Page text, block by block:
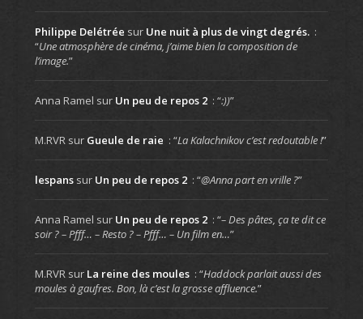
Philippe Delétrée sur Une nuit à plus de vingt degrés. :
“Une atmosphère de cinéma, j’aime bien la composition de
l’image.”
Anna Ramel sur Un peu de repos 2 : “:))”
M.RVRsur Gueule de raie : “La Kalachnikov c’est redoutable !”
lespanssur Un peu de repos 2 : “@Anna part en vrille ?”
Anna Ramel sur Un peu de repos 2 : “– Des pâtes, ça te dit ce
soir ? – Pfff… – Resto ? – Pfff… – Un film en…”
M.RVRsur La reine des moules : “Haddock parlait aussi des
moules à gaufres. Bon, là c’est la grosse affluence.”